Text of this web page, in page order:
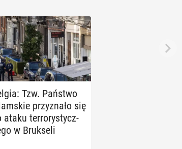
Tzw. Państwo
przy­zna­ło się
ataku ter­ro­ry­stycz­
w Bruk­se­li